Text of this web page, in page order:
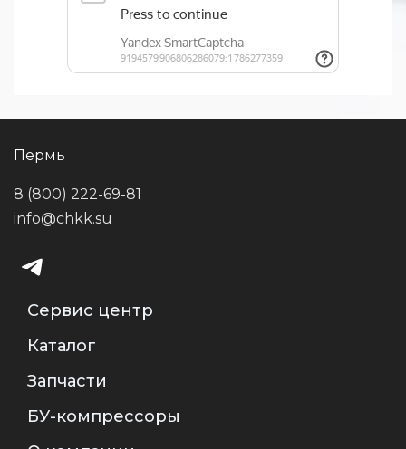
Пермь
8 (800) 222-69-81
info@chkk.su
Сервис центр
Каталог
Запчасти
БУ-компрессоры